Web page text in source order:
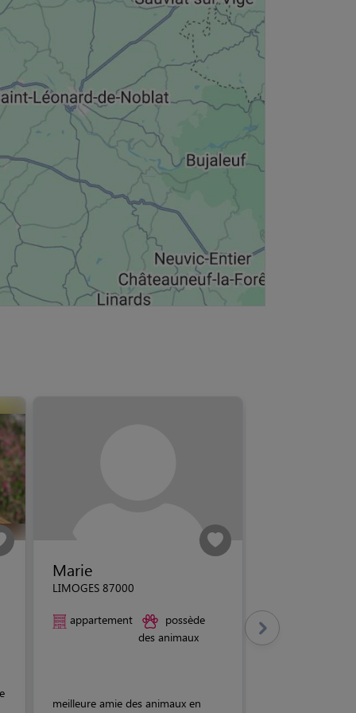
Marie
LIMOGES 87000
appartement
possède
des animaux
meilleure amie des animaux en